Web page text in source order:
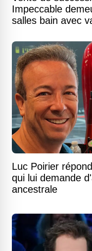
Impeccable
salles bain avec
Luc Poirier
qui lui demande
ancestrale